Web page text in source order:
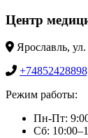
Центр
Ярославль,
Режим работы:
Пн-Пт:
Сб: